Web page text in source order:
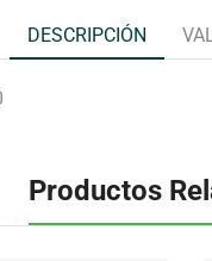
DESCRIPCIÓN
Productos